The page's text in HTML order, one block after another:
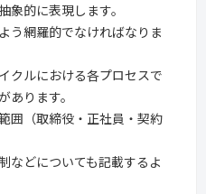
象的に表現します。
う網羅的でなければなりま
クルにおける各プロセスで
ります。
囲（取締役・正社員・契約
などについても記載するよ